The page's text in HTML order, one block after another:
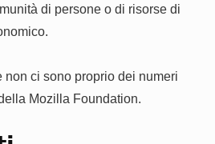
di persone o di risorse di
ci sono proprio dei numeri
Mozilla Foundation.